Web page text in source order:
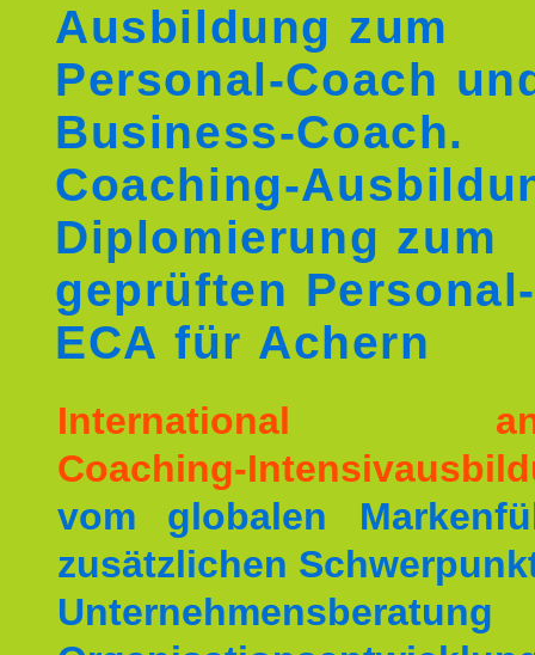
Ausbildung zum
Personal-Coach
Business-Coach.
Coaching-
Diplomierung zum
geprüften
ECA für Achern
International
Coaching-
vom globalen
zusätzlichen